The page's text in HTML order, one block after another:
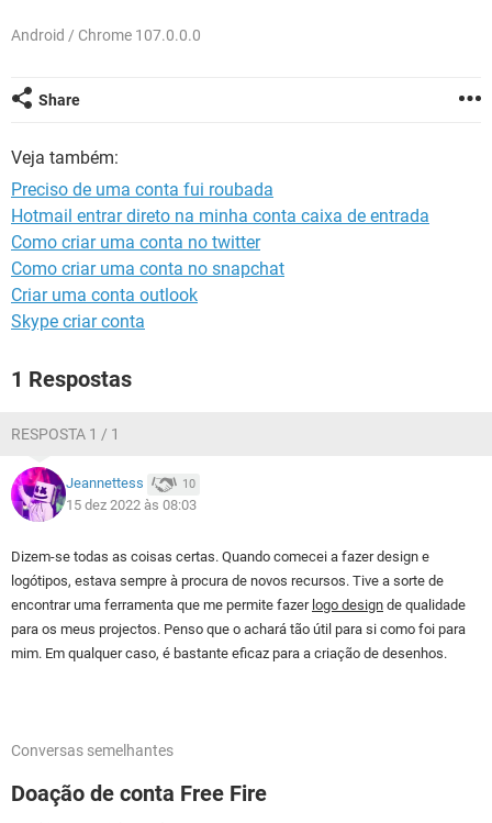
INSTAGRAM
Android / Chrome 107.0.0.0
Share
Veja também:
Preciso de uma conta fui roubada
Hotmail entrar direto na minha conta caixa de entrada
Como criar uma conta no twitter
Como criar uma conta no snapchat
Criar uma conta outlook
Skype criar conta
1 Respostas
RESPOSTA 1 / 1
Jeannettess 10
15 dez 2022 às 08:03
Dizem-se todas as coisas certas. Quando comecei a fazer design e
logótipos, estava sempre à procura de novos recursos. Tive a sorte de
encontrar uma ferramenta que me permite fazer logo design de qualidade
para os meus projectos. Penso que o achará tão útil para si como foi para
mim. Em qualquer caso, é bastante eficaz para a criação de desenhos.
Conversas semelhantes
Doação de conta Free Fire